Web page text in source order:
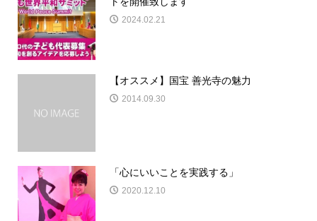
2024.02.21
【オススメ】国宝 善光寺の魅力
2014.09.30
「心にいいことを実践する」
2020.12.10